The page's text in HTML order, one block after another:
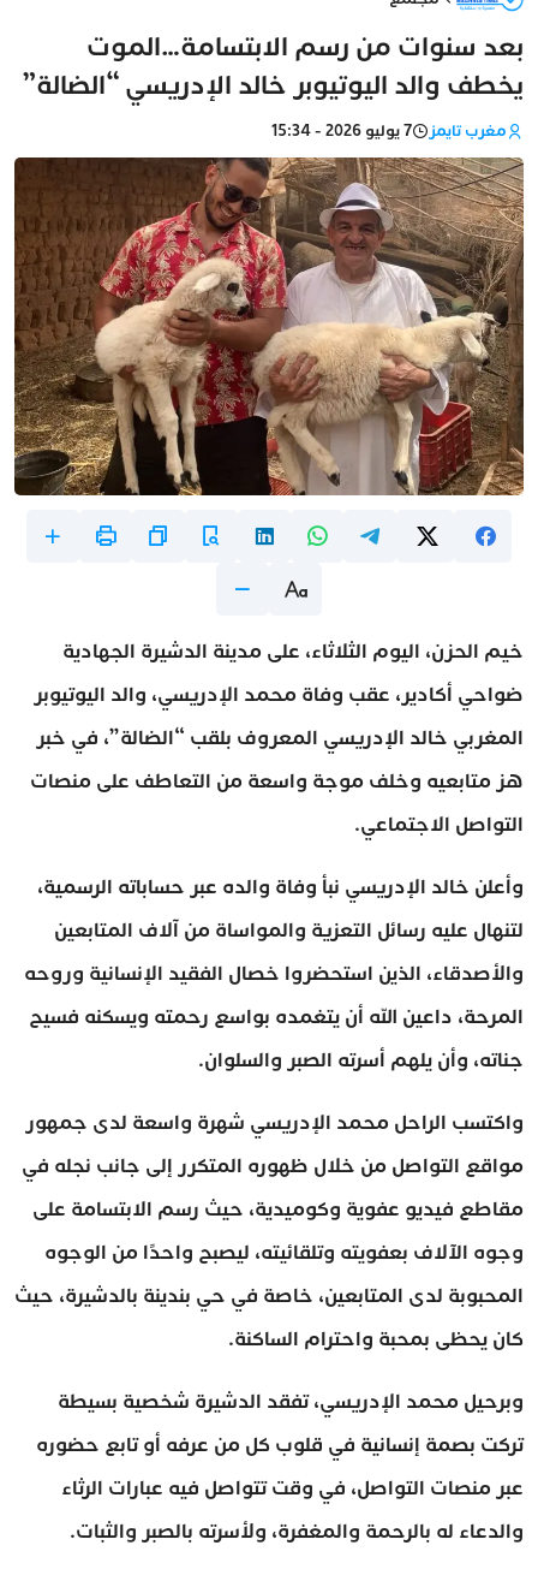
بعد سنوات من رسم الابتسامة…الموت
يخطف والد اليوتيوبر خالد الإدريسي “الضالة”
مغرب تايمز 7 يوليو 2026 - 15:34
خيم الحزن، اليوم الثلاثاء، على مدينة الدشيرة الجهادية
ضواحي أكادير، عقب وفاة محمد الإدريسي، والد اليوتيوبر
المغربي خالد الإدريسي المعروف بلقب “الضالة”، في خبر
هز متابعيه وخلف موجة واسعة من التعاطف على منصات
التواصل الاجتماعي.
وأعلن خالد الإدريسي نبأ وفاة والده عبر حساباته الرسمية،
لتنهال عليه رسائل التعزية والمواساة من آلاف المتابعين
والأصدقاء، الذين استحضروا خصال الفقيد الإنسانية وروحه
المرحة، داعين الله أن يتغمده بواسع رحمته ويسكنه فسيح
جناته، وأن يلهم أسرته الصبر والسلوان.
واكتسب الراحل محمد الإدريسي شهرة واسعة لدى جمهور
مواقع التواصل من خلال ظهوره المتكرر إلى جانب نجله في
مقاطع فيديو عفوية وكوميدية، حيث رسم الابتسامة على
وجوه الآلاف بعفويته وتلقائيته، ليصبح واحدًا من الوجوه
المحبوبة لدى المتابعين، خاصة في حي بندينة بالدشيرة، حيث
كان يحظى بمحبة واحترام الساكنة.
وبرحيل محمد الإدريسي، تفقد الدشيرة شخصية بسيطة
تركت بصمة إنسانية في قلوب كل من عرفه أو تابع حضوره
عبر منصات التواصل، في وقت تتواصل فيه عبارات الرثاء
والدعاء له بالرحمة والمغفرة، ولأسرته بالصبر والثبات.